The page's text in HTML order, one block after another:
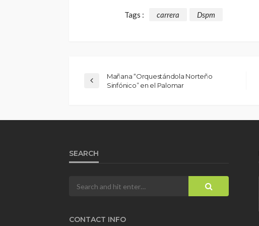
Tags : carrera Dspm
Mañana “Orquestándola Norteño
Sinfónico” en el Palomar
SEARCH
CONTACT INFO